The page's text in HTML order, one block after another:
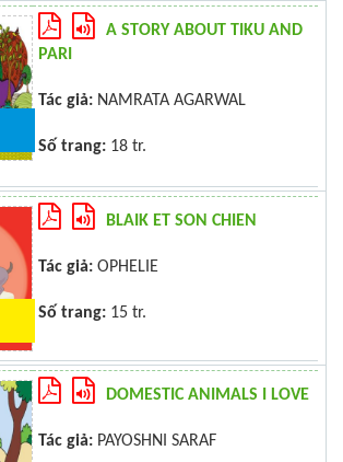
A STORY ABOUT TIKU AND
PARI
Tác giả: NAMRATA AGARWAL
Số trang: 18 tr.
BLAIK ET SON CHIEN
Tác giả: OPHELIE
Số trang: 15 tr.
DOMESTIC ANIMALS I LOVE
Tác giả: PAYOSHNI SARAF